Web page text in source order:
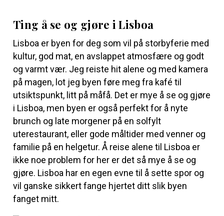
Ting å se og gjøre i Lisboa
Lisboa er byen for deg som vil på storbyferie med
kultur, god mat, en avslappet atmosfære og godt
og varmt vær. Jeg reiste hit alene og med kamera
på magen, lot jeg byen føre meg fra kafé til
utsiktspunkt, litt på måfå. Det er mye å se og gjøre
i Lisboa, men byen er også perfekt for å nyte
brunch og late morgener på en solfylt
uterestaurant, eller gode måltider med venner og
familie på en helgetur. Å reise alene til Lisboa er
ikke noe problem for her er det så mye å se og
gjøre. Lisboa har en egen evne til å sette spor og
vil ganske sikkert fange hjertet ditt slik byen
fanget mitt.